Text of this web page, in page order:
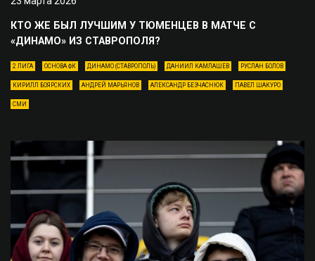
КТО ЖЕ БЫЛ ЛУЧШИМ У ТЮМЕНЦЕВ В МАТЧЕ С
«ДИНАМО» ИЗ СТАВРОПОЛЯ?
2 ЛИГА ОСНОВА ФК ДИНАМО (СТАВРОПОЛЬ) ДАНИИЛ КАМЛАШЕВ РУСЛАН БОЛОВ
КИРИЛЛ БОЯРСКИХ АНДРЕЙ МАРЬЯНОВ АЛЕКСАНДР БЕЗЧАСНЮК ПАВЕЛ ШАКУРО
СМИ